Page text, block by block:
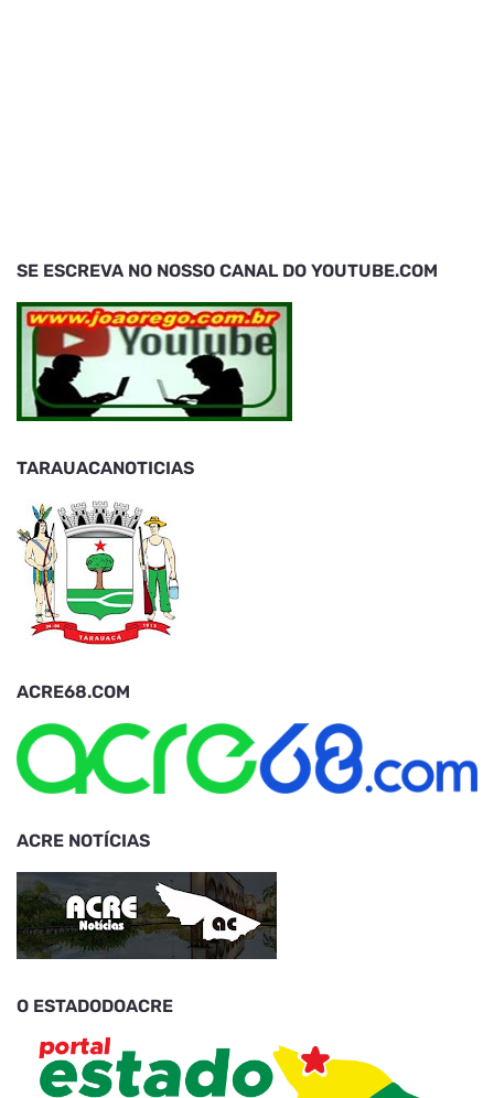
SE ESCREVA NO NOSSO CANAL DO YOUTUBE.COM
TARAUACANOTICIAS
ACRE68.COM
ACRE NOTÍCIAS
O ESTADODOACRE